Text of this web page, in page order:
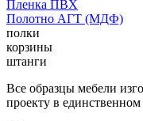
Пленка ПВХ
Полотно АГТ (МДФ)
полки
корзины
штанги
Все образцы мебели
проекту в единственном